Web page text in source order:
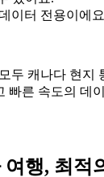
이터 전용이에
두 캐나다 현지
빠른 속도의 데
행, 최적